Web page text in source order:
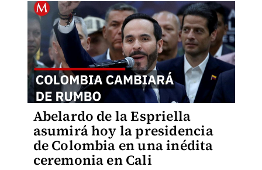
Abelardo de la Espriella
asumirá hoy la presidencia
de Colombia en una inédita
ceremonia en Cali